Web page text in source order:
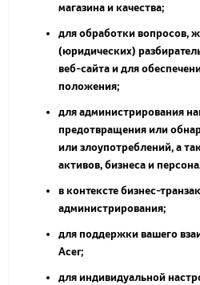
магазина и качества;
для обработки вопросов,
(юридических)
веб-сайта и для
положения;
для администрирования
предотвращения или
или злоупотреблений, а
активов, бизнеса и
в контексте бизнес-
администрирования;
для поддержки вашего
Acer;
для индивидуальной